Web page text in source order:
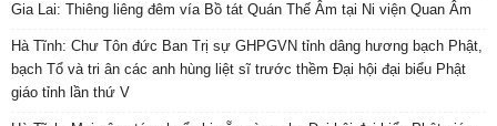
Gia Lai: Thiêng liêng đêm vía Bồ tát Quán Thế Âm tại Ni viện Quan Âm
Hà Tĩnh: Chư Tôn đức Ban Trị sự GHPGVN tỉnh dâng hương bạch Phật,
bạch Tổ và tri ân các anh hùng liệt sĩ trước thềm Đại hội đại biểu Phật
giáo tỉnh lần thứ V